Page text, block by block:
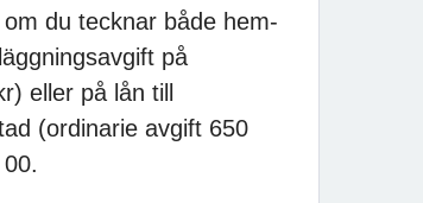
du tecknar både hem-
på
eller på lån till
(ordinarie avgift 650